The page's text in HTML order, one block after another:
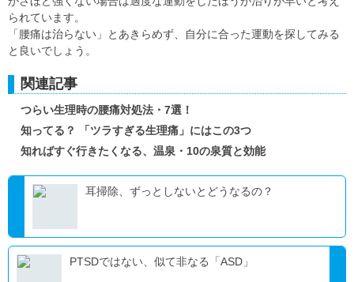
られています。
「腰痛は治らない」とあきらめず、自分に合った運動を探してみる
と良いでしょう。
関連記事
つらい生理時の腰痛対処法・7選！
知ってる？ 「ツラすぎる生理痛」にはこの3つ
知ればすぐ行きたくなる、温泉・10の泉質と効能
耳掃除、ずっとしないとどうなるの？
PTSDではない、似て非なる「ASD」